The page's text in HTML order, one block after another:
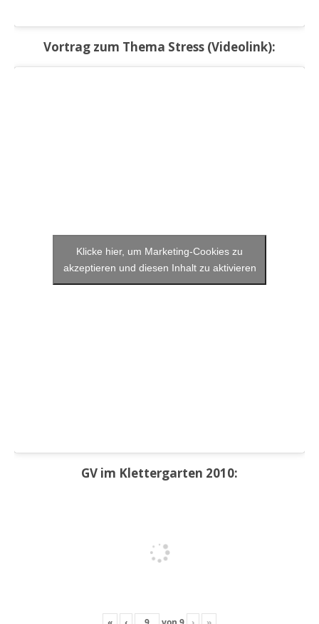
Vortrag zum Thema Stress (Videolink):
Klicke hier, um Marketing-Cookies zu
akzeptieren und diesen Inhalt zu aktivieren
GV im Klettergarten 2010: